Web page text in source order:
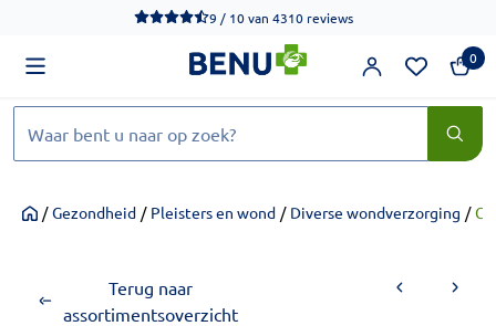
We werken momenteel hard aan het verbeteren van de
9 / 10van 4310 reviews
0
Home
/ Gezondheid / Pleisters en wond / Diverse wondverzorging /
Terug naar
assortimentsoverzicht